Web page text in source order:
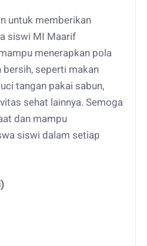
untuk memberikan
siswi MI Maarif
menerapkan pola
bersih, seperti makan
tangan pakai sabun,
sehat lainnya. Semoga
dan mampu
siswi dalam setiap